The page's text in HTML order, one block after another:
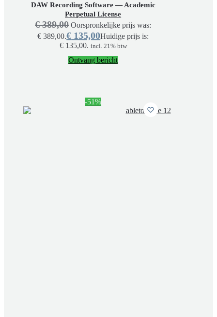
DAW Recording Software — Academic
Perpetual License
€389,00 Oorspronkelijke prijs was:
€ 389,00.€ 135,00Huidige prijs is:
€ 135,00. incl. 21% btw
Ontvang bericht
-51%